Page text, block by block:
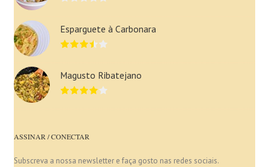
Esparguete à Carbonara
Magusto Ribatejano
ASSINAR / CONECTAR
Subscreva a nossa newsletter e faça gosto nas redes sociais.